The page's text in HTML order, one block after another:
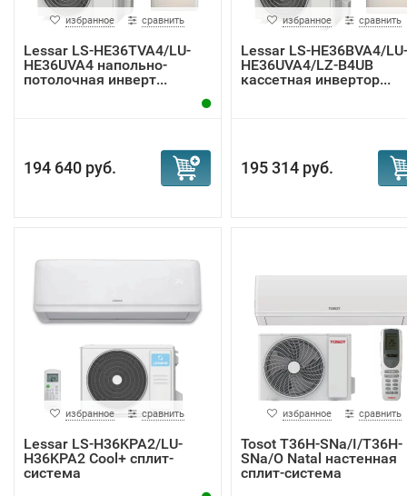
избранное сравнить
Lessar LS-HE36TVA4/LU-
HE36UVA4 напольно-
потолочная инверт...
194 640 руб.
избранное сравнить
Lessar LS-HE36BVA4/LU-
HE36UVA4/LZ-B4UB
кассетная инвертор...
195 314 руб.
избранное сравнить
Lessar LS-H36KPA2/LU-
H36KPA2 Cool+ сплит-
система
избранное сравнить
Tosot T36H-SNa/I/T36H-
SNa/O Natal настенная
сплит-система